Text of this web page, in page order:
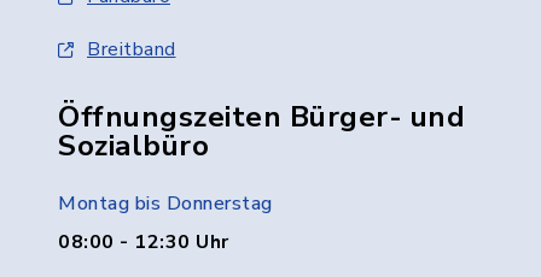
Breitband
Öffnungszeiten Bürger- und
Sozialbüro
Montag bis Donnerstag
08:00 - 12:30 Uhr